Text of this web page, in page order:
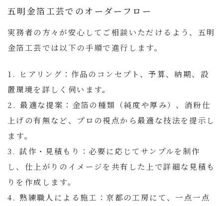
五明金箔工芸でのオーダーフロー
実務者の方々が安心してご相談いただけるよう、 五明
金箔工芸では以下の手順で進行します。
1. ヒアリング： 作品のコンセプト、予算、納期、設
置環境を詳しく伺います。
2.最適な提案： 金箔の種類（純度や厚み）、消粉仕
上げの有無など、プロの視点から最適な技法を提示し
ます。
3.試作・見積もり： 必要に応じてサンプルを制作
し、仕上がりのイメージを共有した上で詳細な見積も
りを作成します。
4.熟練職人による施工： 京都の工房にて、一点一点